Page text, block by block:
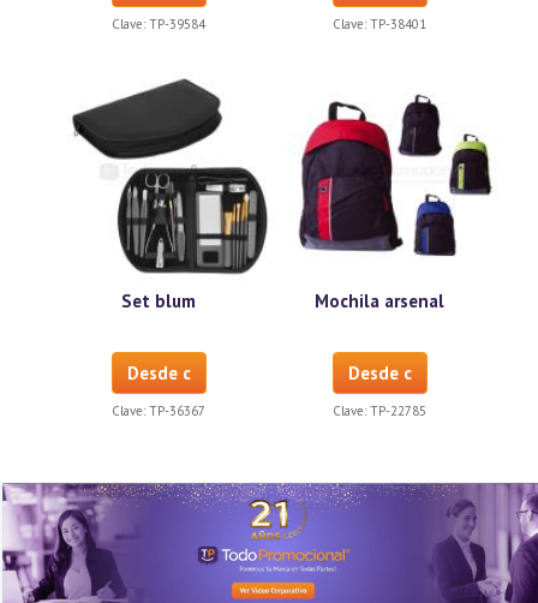
Clave: TP-39584 Clave: TP-38401
Set blum
Desde c
Clave: TP-36367
Mochila arsenal
Desde c
Clave: TP-22785